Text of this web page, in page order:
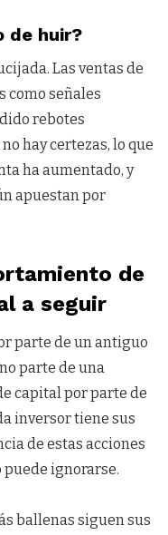
de huir?
Las ventas de
como señales
rebotes
hay certezas, lo que
ha aumentado, y
apuestan por
de
a seguir
parte de un antiguo
parte de una
capital por parte de
inversor tiene sus
de estas acciones
ignorarse.
ballenas siguen sus